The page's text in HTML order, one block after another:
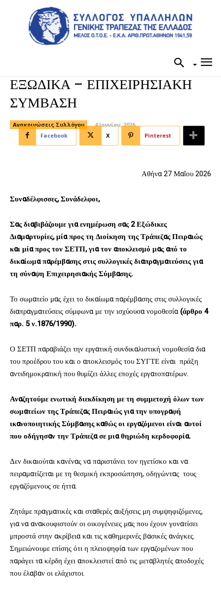
ΕΞΩΔΙΚΑ – ΕΠΙΧΕΙΡΗΣΙΑΚΗ
ΣΥΜΒΑΣΗ
Ανακοινώσεις Συλλόγου
4 Ιουνίου, 2026
Facebook
X Pinterest
Αθήνα 27 Μαΐου 2026
Συναδέλφισσες, Συνάδελφοι,
Σας διαβιβάζουμε για ενημέρωση σας 2 Εξώδικες
Διαμαρτυρίες, μία προς τη Διοίκηση της Τράπεζας Πειραιώς
και μία προς τον ΣΕΤΠ, για τον αποκλεισμό μας από το
δικαίωμα παρέμβασης στις συλλογικές διαπραγματεύσεις για
τη σύναψη Επιχειρησιακής Σύμβασης.
Το σωματείο μας έχει το δικαίωμα παρέμβασης στις συλλογικές
διαπραγματεύσεις σύμφωνα με την ισχύουσα νομοθεσία(άρθρο 4
παρ. 5 ν.1876/1990).
Ο ΣΕΤΠ παραβιάζει την εργατική συνδικαλιστική νομοθεσία δια
του προέδρου του και ο αποκλεισμός του ΣΥΓΤΕ είναι πράξη
αντιδημοκρατική που θυμίζει άλλες εποχές εργατοπατέρων.
Αναζητούμε ενωτική διεκδίκηση με τη συμμετοχή όλων των
σωματείων της Τράπεζας Πειραιώς για την υπογραφή
ικανοποιητικής Σύμβασης καθώς οι εργαζόμενοι είναι αυτοί
που οδήγησαν την Τράπεζα σε μια θηριώδη κερδοφορία.
Δεν δικαιούται κανένας να παριστάνει τον ηγετίσκο και να
πειραματίζεται με τη θεσμική εκπροσώπηση, οδηγώντας τους
εργαζόμενους σε ήττα.
Ζητάμε πραγματικές και σταθερές αυξήσεις μη συμψηφιζόμενες,
για να ανακουφιστούν οι οικογένειες μας που έχουν γονατίσει
μπροστά στην ακρίβεια και τις καθημερινές βασικές ανάγκες.
Σημειώνουμε επίσης ότι η πλειοψηφία των εργαζομένων που
παράγει τα κέρδη έχει αποκλειστεί από τις μεταβλητές αποδοχές
που έλαβαν οι ελάχιστοι.